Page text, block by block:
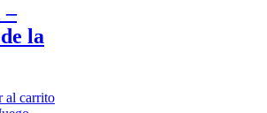
–
la
al carrito